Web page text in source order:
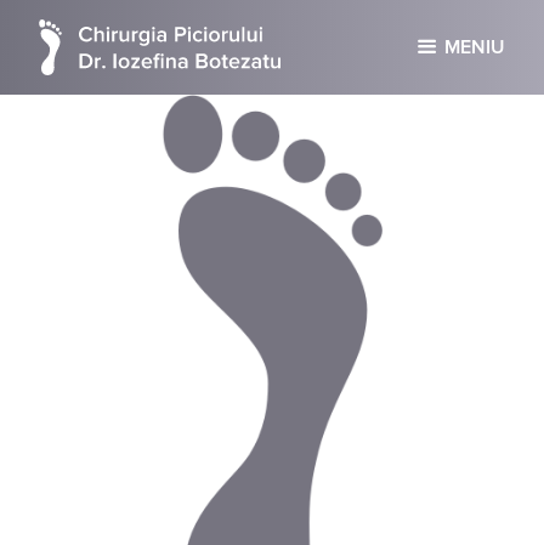
MENIU